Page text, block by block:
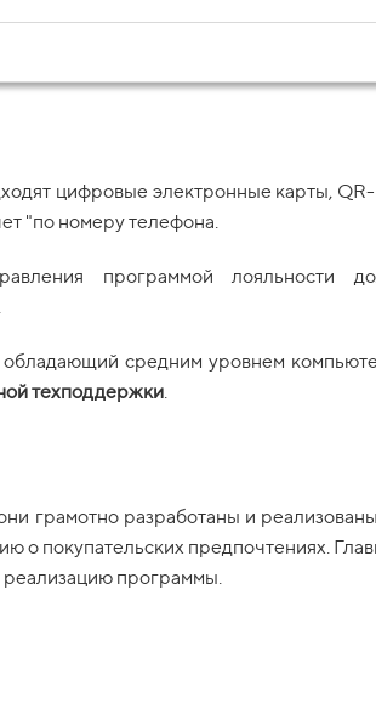
цифровые электронные карты,
"по номеру телефона.
программой лояльности
средним уровнем
техподдержки.
грамотно разработаны и
о покупательских предпочтениях.
реализацию программы.